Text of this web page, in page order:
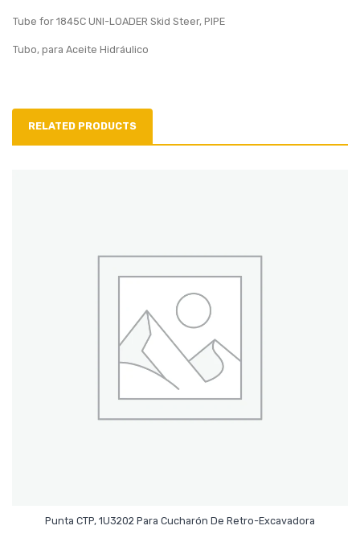
Tube for 1845C UNI-LOADER Skid Steer, PIPE
Tubo, para Aceite Hidráulico
RELATED PRODUCTS
Punta CTP, 1U3202 Para Cucharón De Retro-Excavadora